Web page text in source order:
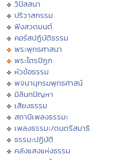
วิปัสสนา
ปริวาสกรรม
ฟังสวดมนต์
คอร์สปฏิบัติธรรม
พระพุทธศาสนา
พระไตรปิฏก
หัวข้อธรรม
พจนานุกรมพุทธศาสน์
มิลินทปัญหา
เสียงธรรม
สถานีเพลงธรรมะ
เพลงธรรมะ/ดนตรีสมาธิ
ธรรมะปฏิบัติ
คลังแสงแห่งธรรม